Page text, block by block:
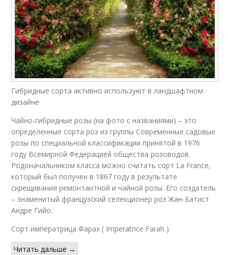
Гибридные сорта активно используют в ландшафтном
дизайне
Чайно-гибридные розы (на фото с названиями) – это
определенные сорта роз из группы Современные садовые
розы по специальной классификации принятой в 1976
году Всемирной Федерацией общества розоводов.
Родоначальником класса можно считать сорт La France,
который был получен в 1867 году в результате
скрещивания ремонтантной и чайной розы. Его создатель
– знаменитый французский селекционер роз Жан-Батист
Андре Гийо.
Сорт императрица Фарах ( Imperatrice Farah )
Читать дальше →